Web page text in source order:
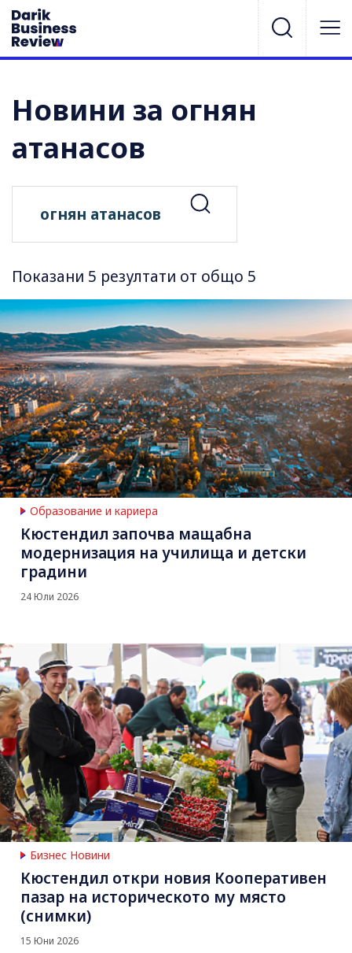
Новини за огнян
атанасов
Показани 5 резултати от общо 5
Образование и кариера
Кюстендил започва мащабна
модернизация на училища и детски
градини
24 Юли 2026
Бизнес Новини
Кюстендил откри новия Кооперативен
пазар на историческото му място
(снимки)
15 Юни 2026